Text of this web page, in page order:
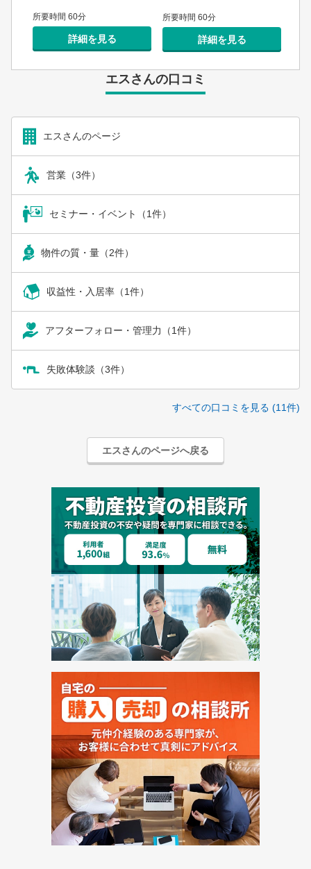
所要時間 60分
詳細を見る
所要時間 60分
詳細を見る
エスさんの口コミ
エスさんのページ
営業（3件）
セミナー・イベント（1件）
物件の質・量（2件）
収益性・入居率（1件）
アフターフォロー・管理力（1件）
失敗体験談（3件）
すべての口コミを見る (11件)
エスさんのページへ戻る